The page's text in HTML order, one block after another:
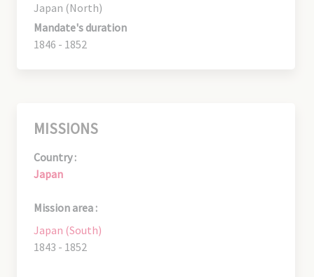
Japan (North)
Mandate's duration
1846 - 1852
MISSIONS
Country :
Japan
Mission area :
Japan (South)
1843 - 1852